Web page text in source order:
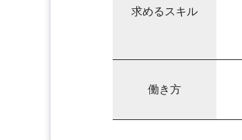
求めるスキル
働き方